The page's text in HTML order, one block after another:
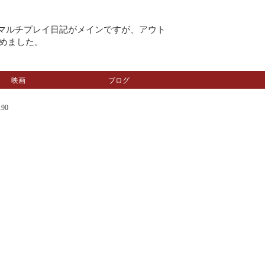
ルチプレイ日記がメインですが、アウト
ました。
映画 ブログ